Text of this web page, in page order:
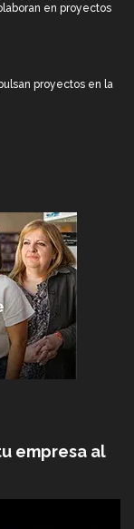
en proyectos
proyectos en la
empresa al